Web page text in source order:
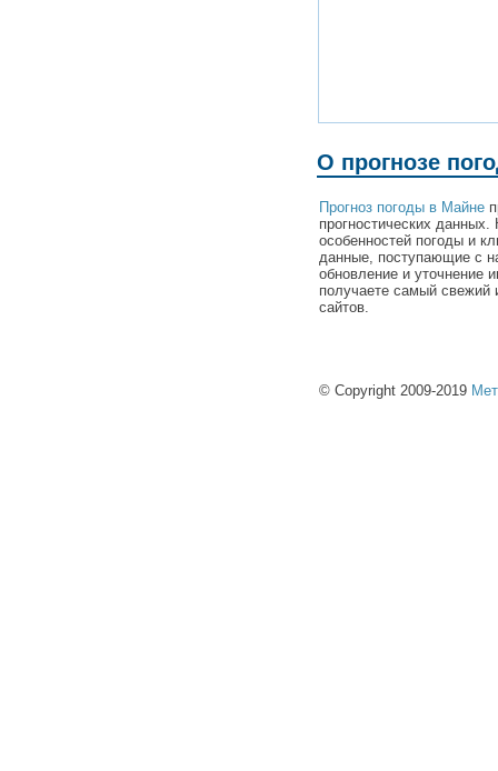
О прогнозе
Прогноз погоды в Майне
прогностических
особенностей погоды и
данные, поступающие с
обновление и уточнение
получаете самый свежий
сайтов.
© Copyright 2009-2019